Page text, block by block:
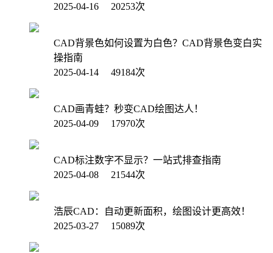
2025-04-16 20253次
CAD背景色如何设置为白色？CAD背景色变白实
操指南
2025-04-14 49184次
CAD画青蛙？秒变CAD绘图达人！
2025-04-09 17970次
CAD标注数字不显示？一站式排查指南
2025-04-08 21544次
浩辰CAD：自动更新面积，绘图设计更高效！
2025-03-27 15089次